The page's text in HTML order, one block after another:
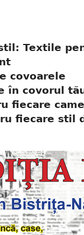
Textile
covoarele
în covorul
fiecare
fiecare stil